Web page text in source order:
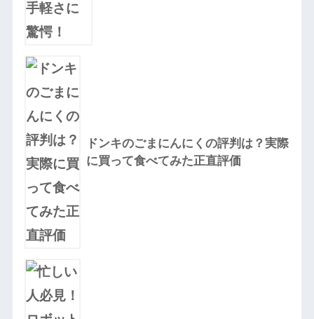
ドンキのごまにんにくの評判は？実際
に買って食べてみた正直評価